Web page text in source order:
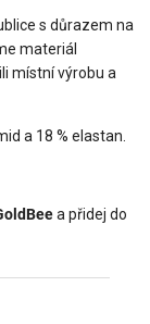
s důrazem na
materiál
místní výrobu a
a 18 % elastan.
a přidej do